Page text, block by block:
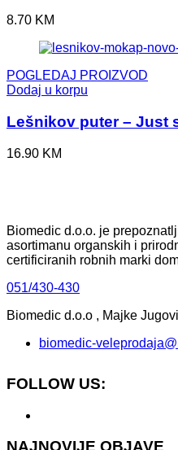
8.70 KM
POGLEDAJ PROIZVOD
Dodaj u korpu
Lešnikov puter – Just
16.90 KM
Biomedic d.o.o. je
asortimanu organskih i
certificiranih robnih marki
051/430-430
Biomedic d.o.o , Majke
biomedic-
FOLLOW US:
NAJNOVIJE OBJAVE